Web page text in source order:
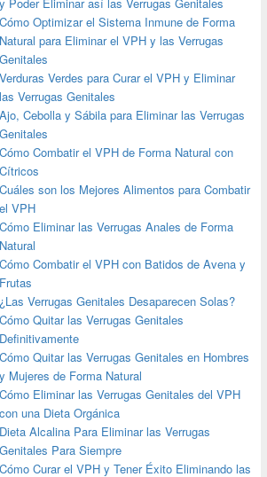
Cómo Optimizar el Sistema Inmune de Forma
Natural para Eliminar el VPH y las Verrugas
Genitales
Verduras Verdes para Curar el VPH y Eliminar
las Verrugas Genitales
Ajo, Cebolla y Sábila para Eliminar las Verrugas
Genitales
Cómo Combatir el VPH de Forma Natural con
Cítricos
Cuáles son los Mejores Alimentos para Combatir
el VPH
Cómo Eliminar las Verrugas Anales de Forma
Natural
Cómo Combatir el VPH con Batidos de Avena y
Frutas
¿Las Verrugas Genitales Desaparecen Solas?
Cómo Quitar las Verrugas Genitales
Definitivamente
Cómo Quitar las Verrugas Genitales en Hombres
y Mujeres de Forma Natural
Cómo Eliminar las Verrugas Genitales del VPH
con una Dieta Orgánica
Dieta Alcalina Para Eliminar las Verrugas
Genitales Para Siempre
Cómo Curar el VPH y Tener Éxito Eliminando las